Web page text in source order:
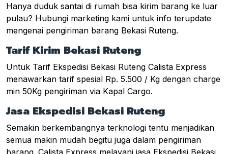
Hanya duduk santai di rumah bisa kirim barang ke luar
pulau? Hubungi marketing kami untuk info terupdate
mengenai pengiriman barang Bekasi Ruteng.
Tarif Kirim Bekasi Ruteng
Untuk Tarif Ekspedisi Bekasi Ruteng Calista Express
menawarkan tarif spesial Rp. 5.500 / Kg dengan charge
min 50Kg pengiriman via Kapal Cargo.
Jasa Ekspedisi Bekasi Ruteng
Semakin berkembangnya terknologi tentu menjadikan
semua makin mudah begitu juga dalam pengiriman
barang. Calista Express melayani jasa Ekspedisi Bekasi